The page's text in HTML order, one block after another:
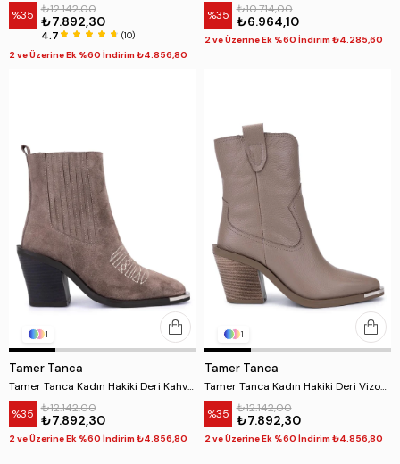
%35
4.7
(10)
₺7.892,30
₺12.142,00
2 ve Üzerine Ek %60 İndirim ₺4.856,80
%35 ₺6.964,10
₺10.714,00
2 ve Üzerine Ek %60 İndirim ₺4.285,60
1
Tamer Tanca
Tamer Tanca Kadın Hakiki Deri Kahverengi Klasik Bot
%35 ₺7.892,30
₺12.142,00
2 ve Üzerine Ek %60 İndirim ₺4.856,80
1
Tamer Tanca
Tamer Tanca Kadın Hakiki Deri Vizon Klasik Bot
%35 ₺7.892,30
₺12.142,00
2 ve Üzerine Ek %60 İndirim ₺4.856,80